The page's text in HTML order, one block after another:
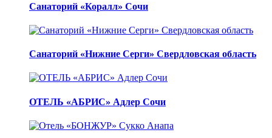
Санаторий «Коралл» Сочи
Санаторий «Нижние Серги» Свердловская область
ОТЕЛЬ «АБРИС» Адлер Сочи